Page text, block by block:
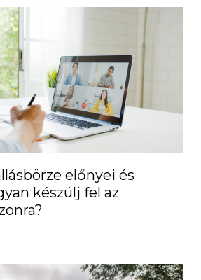
előnyei és
készülj fel az